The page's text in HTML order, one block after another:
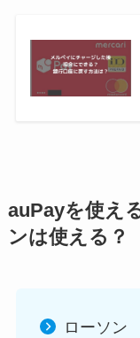
auPayを使え
ンは使える？
ローソン